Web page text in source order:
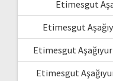
Etimesgut
Etimesgut
Etimesgut
Etimesgut